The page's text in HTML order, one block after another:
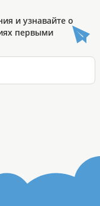
и узнавайте о
первыми